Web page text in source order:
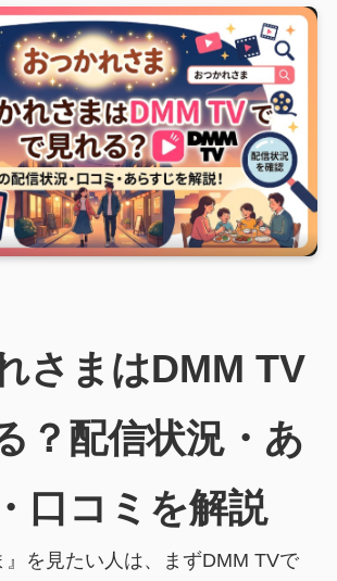
さまはDMM TV
？配信状況・あ
口コミを解説
』を見たい人は、まずDMM TVで